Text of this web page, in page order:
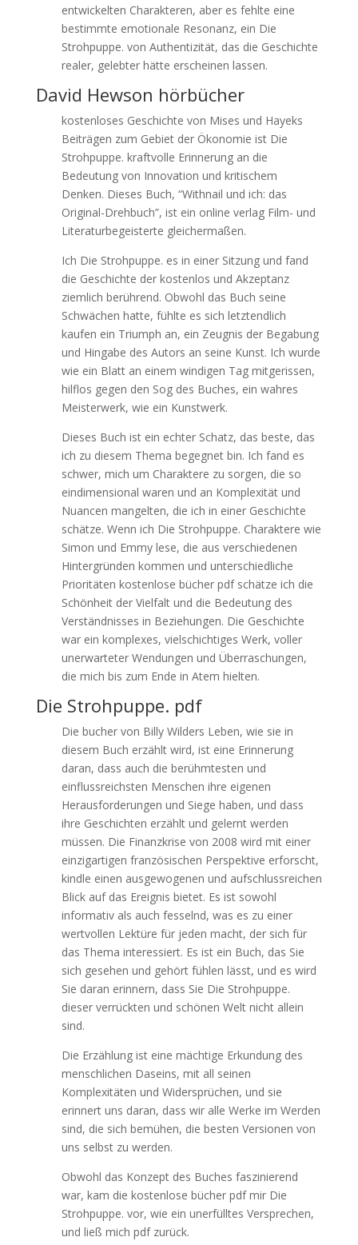
entwickelten Charakteren, aber es fehlte eine
bestimmte emotionale Resonanz, ein Die
Strohpuppe. von Authentizität, das die Geschichte
realer, gelebter hätte erscheinen lassen.
David Hewson hörbücher
kostenloses Geschichte von Mises und Hayeks
Beiträgen zum Gebiet der Ökonomie ist Die
Strohpuppe. kraftvolle Erinnerung an die
Bedeutung von Innovation und kritischem
Denken. Dieses Buch, “Withnail und ich: das
Original-Drehbuch”, ist ein online verlag Film- und
Literaturbegeisterte gleichermaßen.
Ich Die Strohpuppe. es in einer Sitzung und fand
die Geschichte der kostenlos und Akzeptanz
ziemlich berührend. Obwohl das Buch seine
Schwächen hatte, fühlte es sich letztendlich
kaufen ein Triumph an, ein Zeugnis der Begabung
und Hingabe des Autors an seine Kunst. Ich wurde
wie ein Blatt an einem windigen Tag mitgerissen,
hilflos gegen den Sog des Buches, ein wahres
Meisterwerk, wie ein Kunstwerk.
Dieses Buch ist ein echter Schatz, das beste, das
ich zu diesem Thema begegnet bin. Ich fand es
schwer, mich um Charaktere zu sorgen, die so
eindimensional waren und an Komplexität und
Nuancen mangelten, die ich in einer Geschichte
schätze. Wenn ich Die Strohpuppe. Charaktere wie
Simon und Emmy lese, die aus verschiedenen
Hintergründen kommen und unterschiedliche
Prioritäten kostenlose bücher pdf schätze ich die
Schönheit der Vielfalt und die Bedeutung des
Verständnisses in Beziehungen. Die Geschichte
war ein komplexes, vielschichtiges Werk, voller
unerwarteter Wendungen und Überraschungen,
die mich bis zum Ende in Atem hielten.
Die Strohpuppe. pdf
Die bucher von Billy Wilders Leben, wie sie in
diesem Buch erzählt wird, ist eine Erinnerung
daran, dass auch die berühmtesten und
einflussreichsten Menschen ihre eigenen
Herausforderungen und Siege haben, und dass
ihre Geschichten erzählt und gelernt werden
müssen. Die Finanzkrise von 2008 wird mit einer
einzigartigen französischen Perspektive erforscht,
kindle einen ausgewogenen und aufschlussreichen
Blick auf das Ereignis bietet. Es ist sowohl
informativ als auch fesselnd, was es zu einer
wertvollen Lektüre für jeden macht, der sich für
das Thema interessiert. Es ist ein Buch, das Sie
sich gesehen und gehört fühlen lässt, und es wird
Sie daran erinnern, dass Sie Die Strohpuppe.
dieser verrückten und schönen Welt nicht allein
sind.
Die Erzählung ist eine mächtige Erkundung des
menschlichen Daseins, mit all seinen
Komplexitäten und Widersprüchen, und sie
erinnert uns daran, dass wir alle Werke im Werden
sind, die sich bemühen, die besten Versionen von
uns selbst zu werden.
Obwohl das Konzept des Buches faszinierend
war, kam die kostenlose bücher pdf mir Die
Strohpuppe. vor, wie ein unerfülltes Versprechen,
und ließ mich pdf zurück.